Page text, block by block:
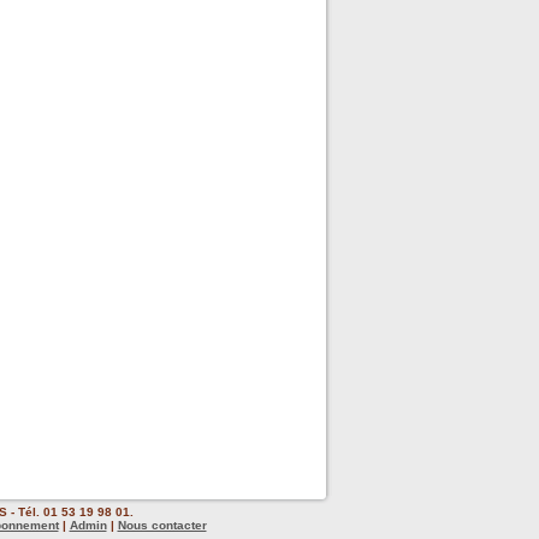
Tél. 01 53 19 98 01.
| Admin| Nous contacter